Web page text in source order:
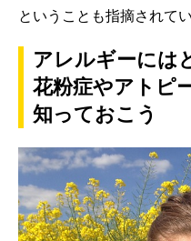
ということも指摘されてい
アレルギーには
花粉症やアトピ
知っておこう